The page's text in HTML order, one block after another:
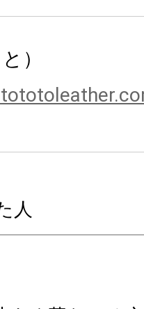
）
人